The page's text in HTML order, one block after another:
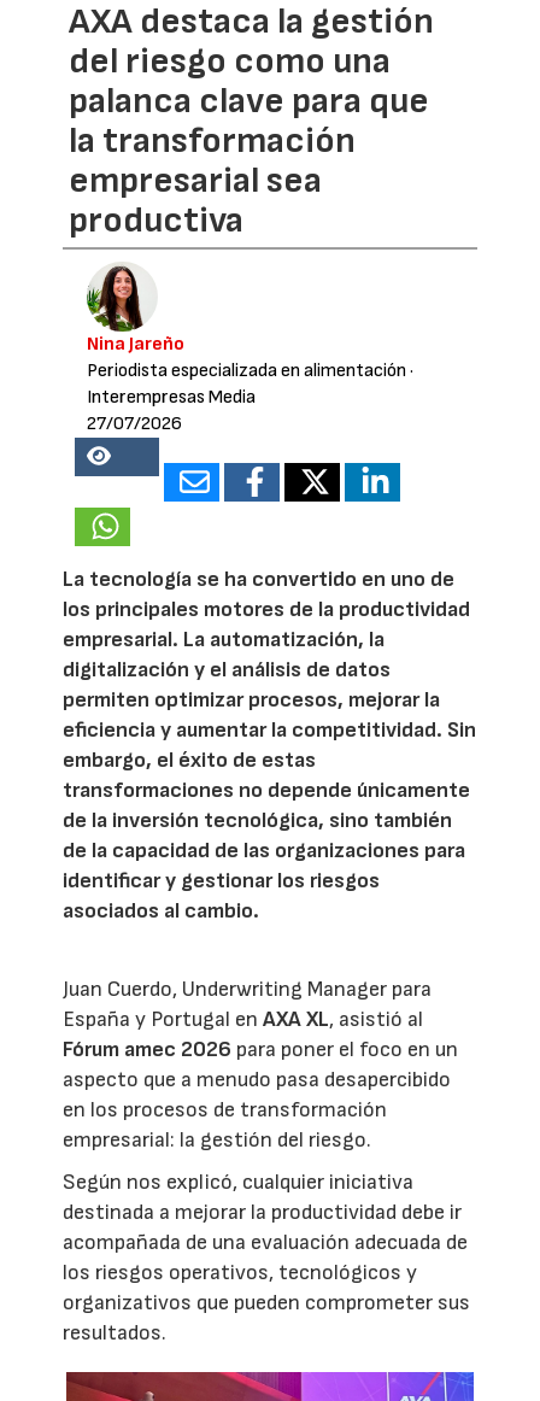
AXA destaca la gestión
del riesgo como una
palanca clave para que
la transformación
empresarial sea
productiva
Nina Jareño
Periodista especializada en alimentación ·
Interempresas Media
27/07/2026
15283
La tecnología se ha convertido en uno de
los principales motores de la productividad
empresarial. La automatización, la
digitalización y el análisis de datos
permiten optimizar procesos, mejorar la
eficiencia y aumentar la competitividad. Sin
embargo, el éxito de estas
transformaciones no depende únicamente
de la inversión tecnológica, sino también
de la capacidad de las organizaciones para
identificar y gestionar los riesgos
asociados al cambio.
Juan Cuerdo, Underwriting Manager para
España y Portugal enAXA XL, asistió al
Fórum amec 2026 para poner el foco en un
aspecto que a menudo pasa desapercibido
en los procesos de transformación
empresarial: la gestión del riesgo.
Según nos explicó, cualquier iniciativa
destinada a mejorar la productividad debe ir
acompañada de una evaluación adecuada de
los riesgos operativos, tecnológicos y
organizativos que pueden comprometer sus
resultados.